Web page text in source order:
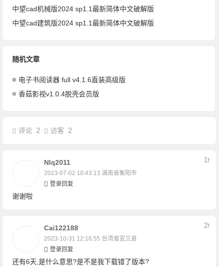
中望cad机械版2024 sp1.1最新简体中文破解版
中望cad建筑版2024 sp1.1最新简体中文破解版
随机文章
电子书阅读器 full v4.1.6直装高级版
香菇影视v1.0.4脱壳会员版
评论2 访客2
Nlq2011
2023-07-02 10:43:13 湖南省衡阳市
1F
登录回复
谢谢啦
Cai122188
2023-10-31 12:16:55 台湾省宜兰县
2F
登录回复
还有6天,是什么意思?是不是我下载错了版本?